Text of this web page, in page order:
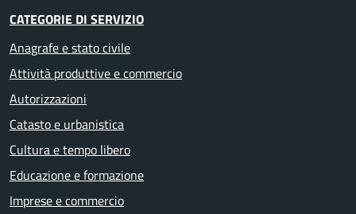
CATEGORIE DI SERVIZIO
Anagrafe e stato civile
Attività produttive e commercio
Autorizzazioni
Catasto e urbanistica
Cultura e tempo libero
Educazione e formazione
Imprese e commercio